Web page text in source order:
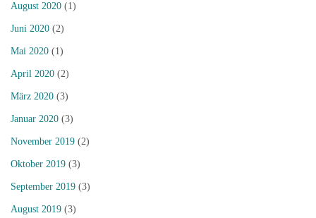
August 2020 (1)
Juni 2020 (2)
Mai 2020 (1)
April 2020 (2)
März 2020 (3)
Januar 2020 (3)
November 2019 (2)
Oktober 2019 (3)
September 2019 (3)
August 2019 (3)